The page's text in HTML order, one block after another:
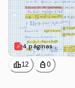
4 páginas
leaderboard12 personal_bag 0